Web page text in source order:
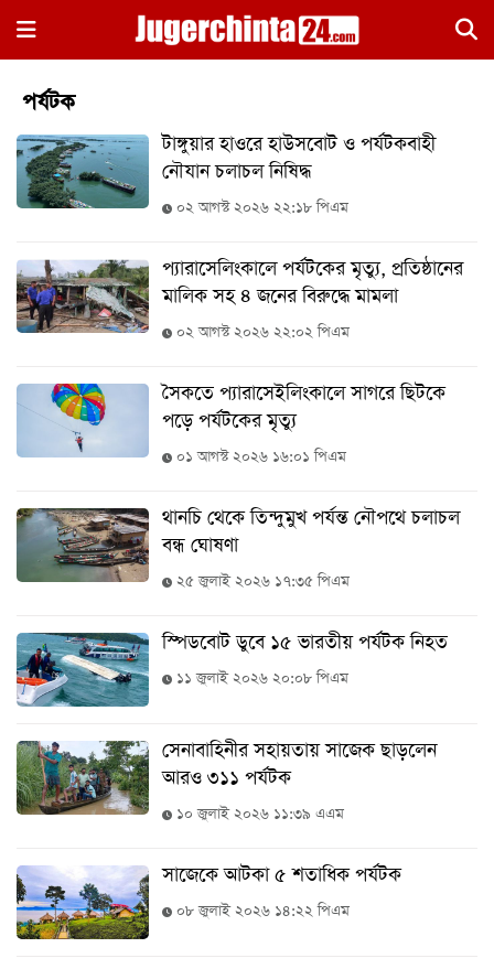
×
হোম
জাতীয়
সারাদেশ
আন্তর্জাতিক
বিনোদন
অর্থনীতি
মিডিয়া
ভিডিও
বিভাগ
ছবি
ভিডিও
পর্যটক
টাঙ্গুয়ার হাওরে হাউসবোট ও পর্যটকবাহী
নৌযান চলাচল নিষিদ্ধ
০২ আগস্ট ২০২৬ ২২:১৮ পিএম
প্যারাসেলিংকালে পর্যটকের মৃত্যু, প্রতিষ্ঠানের
মালিক সহ ৪ জনের বিরুদ্ধে মামলা
০২ আগস্ট ২০২৬ ২২:০২ পিএম
সৈকতে প্যারাসেইলিংকালে সাগরে ছিটকে
পড়ে পর্যটকের মৃত্যু
০১ আগস্ট ২০২৬ ১৬:০১ পিএম
থানচি থেকে তিন্দুমুখ পর্যন্ত নৌপথে চলাচল
বন্ধ ঘোষণা
২৫ জুলাই ২০২৬ ১৭:৩৫ পিএম
স্পিডবোট ডুবে ১৫ ভারতীয় পর্যটক নিহত
১১ জুলাই ২০২৬ ২০:০৮ পিএম
সেনাবাহিনীর সহায়তায় সাজেক ছাড়লেন
আরও ৩১১ পর্যটক
১০ জুলাই ২০২৬ ১১:৩৯ এএম
সাজেকে আটকা ৫ শতাধিক পর্যটক
০৮ জুলাই ২০২৬ ১৪:২২ পিএম